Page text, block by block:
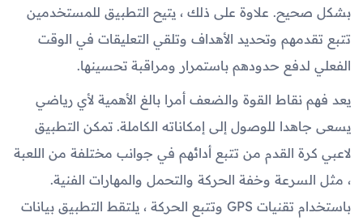
بشكل صحيح. علاوة على ذلك ، يتيح التطبيق للمستخدمين
تتبع تقدمهم وتحديد الأهداف وتلقي التعليقات في الوقت
الفعلي لدفع حدودهم باستمرار ومراقبة تحسينها.
يعد فهم نقاط القوة والضعف أمرا بالغ الأهمية لأي رياضي
يسعى جاهدا للوصول إلى إمكاناته الكاملة. تمكن التطبيق
لاعبي كرة القدم من تتبع أدائهم في جوانب مختلفة من اللعبة
، مثل السرعة وخفة الحركة والتحمل والمهارات الفنية.
باستخدام تقنيات GPS وتتبع الحركة ، يلتقط التطبيق بيانات